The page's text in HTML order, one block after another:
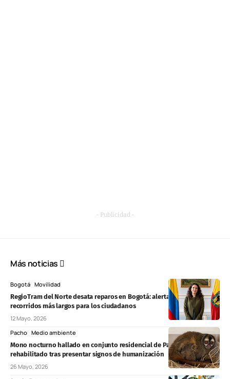
- Publicidad -
Más noticias
Bogotá Movilidad
RegioTram del Norte desata reparos en Bogotá: alertan cierres, rejas y
recorridos más largos para los ciudadanos
12 Mayo, 2026
Pacho Medio ambiente
Mono nocturno hallado en conjunto residencial de Pacho será
rehabilitado tras presentar signos de humanización
26 Mayo, 2026